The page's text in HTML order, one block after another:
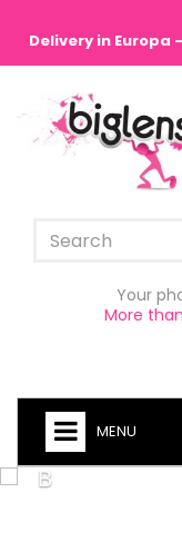
Delivery in Europa
Your
More
MENU